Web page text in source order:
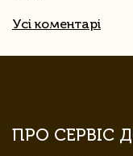
Усі коментарі
ПРО СЕРВІС